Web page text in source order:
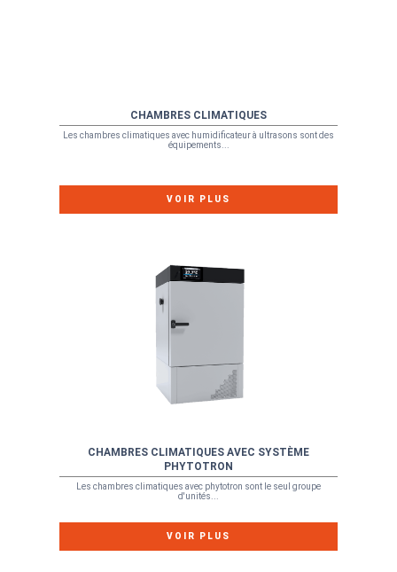
CHAMBRES CLIMATIQUES
Les chambres climatiques avec humidificateur à ultrasons sont des
équipements...
VOIR PLUS
CHAMBRES CLIMATIQUES AVEC SYSTÈME
PHYTOTRON
Les chambres climatiques avec phytotron sont le seul groupe
d'unités...
VOIR PLUS